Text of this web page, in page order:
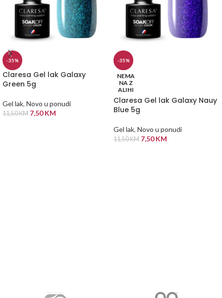
-35%
Claresa Gel lak Galaxy
Green 5g
Gel lak, Novo u ponudi
11,50KM 7,50KM
-35%
NEMA
NA Z
ALIHI
Claresa Gel lak Galaxy Nauy
Blue 5g
Gel lak, Novo u ponudi
11,50KM 7,50KM